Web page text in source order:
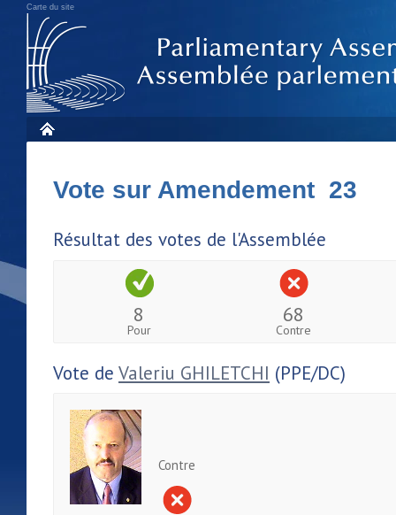
Carte du site
Vote sur Amendement 23
Résultat des votes de l'Assemblée
8
Pour
68
Contre
Vote de Valeriu GHILETCHI (PPE/DC)
Contre